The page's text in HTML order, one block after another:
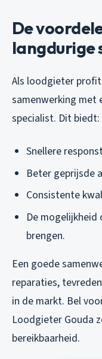
De
langdurige
Als loodgieter
samenwerking met
specialist. Dit biedt:
Snellere
Beter geprijsde
Consistente
De
brengen.
Een goede
reparaties,
in de markt. Bel
Loodgieter Gouda
bereikbaarheid.